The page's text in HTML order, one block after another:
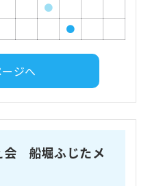
●
●
ジへ
船堀ふじたメ